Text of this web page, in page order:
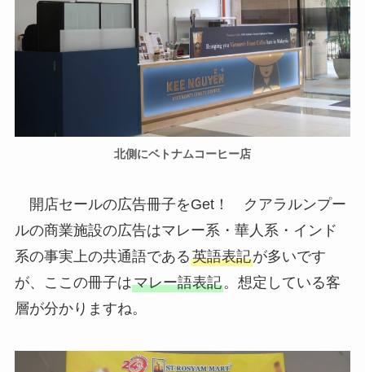
北側にベトナムコーヒー店
開店セールの広告冊子をGet！ クアラルンプー
ルの商業施設の広告はマレー系・華人系・インド
系の事実上の共通語である英語表記が多いです
が、ここの冊子はマレー語表記。想定している客
層が分かりますね。